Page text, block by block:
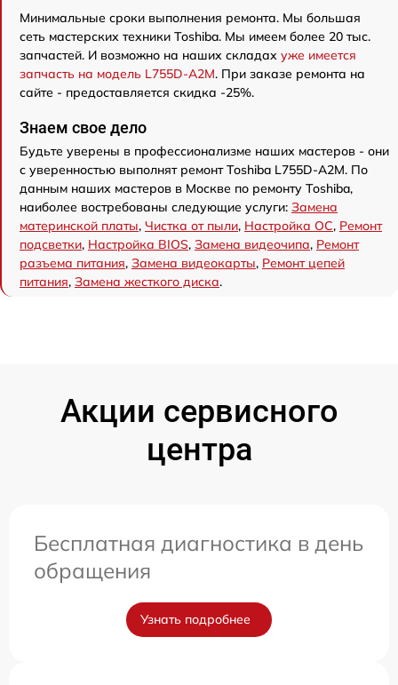
Минимальные сроки выполнения ремонта. Мы большая
сеть мастерских техники Toshiba. Мы имеем более 20 тыс.
запчастей. И возможно на наших складах уже имеется
запчасть на модель L755D-A2M. При заказе ремонта на
сайте - предоставляется скидка -25%.
Знаем свое дело
Будьте уверены в профессионализме наших мастеров - они
с уверенностью выполнят ремонт Toshiba L755D-A2M. По
данным наших мастеров в Москве по ремонту Toshiba,
наиболее востребованы следующие услуги: Замена
материнской платы, Чистка от пыли, Настройка ОС, Ремонт
подсветки, Настройка BIOS, Замена видеочипа, Ремонт
разъема питания, Замена видеокарты, Ремонт цепей
питания, Замена жесткого диска.
Акции сервисного
центра
Бесплатная диагностика в день
обращения
Узнать подробнее